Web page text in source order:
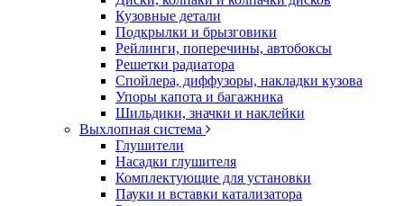
Кузовные детали
Подкрылки и брызговики
Рейлинги, поперечины, автобоксы
Решетки радиатора
Спойлера, диффузоры, накладки кузова
Упоры капота и багажника
Шильдики, значки и наклейки
Выхлопная система
Глушители
Насадки глушителя
Комплектующие для установки
Пауки и вставки катализатора